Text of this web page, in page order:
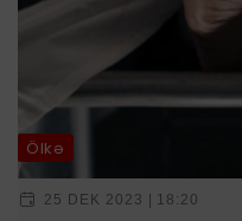
Ölkə
25 DEK 2023 | 18:20